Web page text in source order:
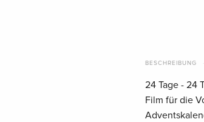
BESCHREIBUNG
24 Tage - 24
Film für die